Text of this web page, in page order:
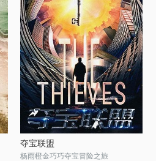
夺宝联盟
杨雨橙金巧巧夺宝冒险之旅